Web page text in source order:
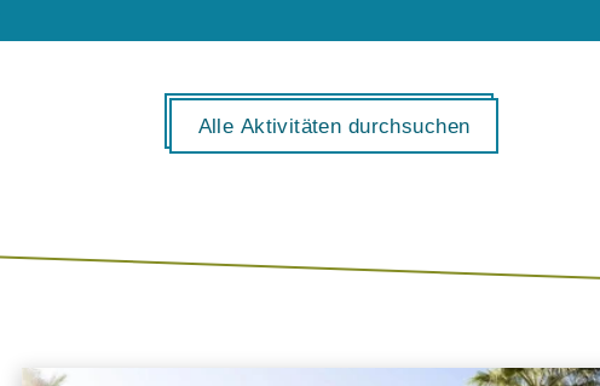
Alle Aktivitäten durchsuchen